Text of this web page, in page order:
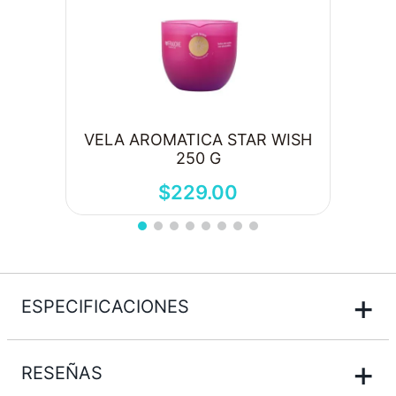
VELA AROMATICA STAR WISH
250 G
$229.00
ESPECIFICACIONES +
RESEÑAS +